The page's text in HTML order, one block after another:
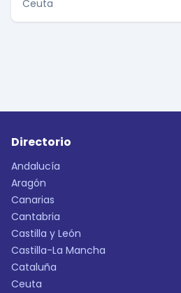
Ceuta
Directorio
Andalucía
Aragón
Canarias
Cantabria
Castilla y León
Castilla-La Mancha
Cataluña
Ceuta